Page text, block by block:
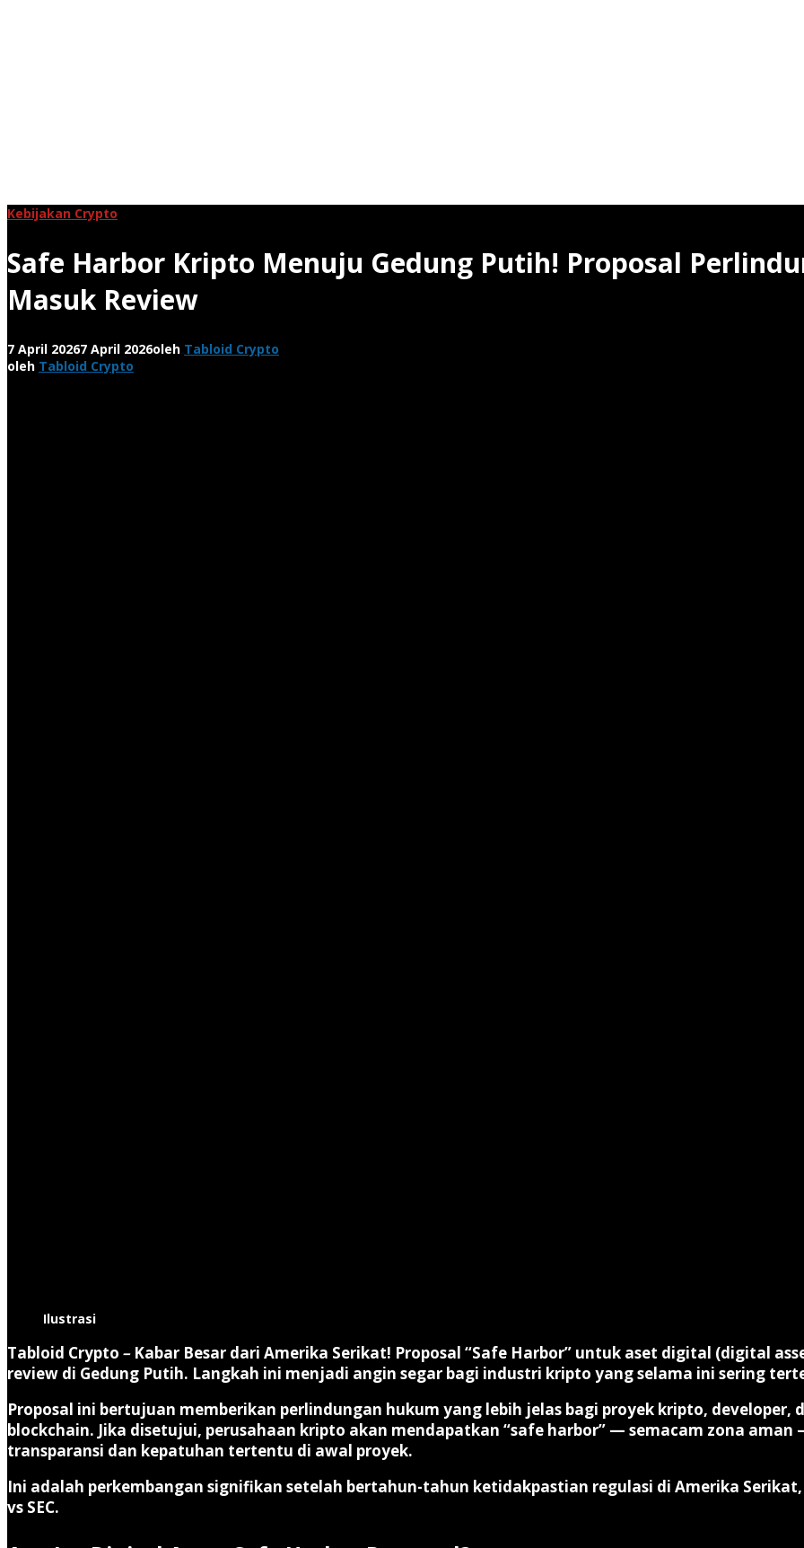
Kebijakan Crypto
Safe Harbor Kripto Menuju Gedung Putih! Proposal
Masuk Review
7 April 20267 April 2026oleh Tabloid Crypto
oleh Tabloid Crypto
Ilustrasi
Tabloid Crypto – Kabar Besar dari Amerika Serikat! Proposal “Safe Harbor” untuk aset digital (digital
review di Gedung Putih. Langkah ini menjadi angin segar bagi industri kripto yang selama ini sering
Proposal ini bertujuan memberikan perlindungan hukum yang lebih jelas bagi proyek kripto, developer,
blockchain. Jika disetujui, perusahaan kripto akan mendapatkan “safe harbor” — semacam zona
transparansi dan kepatuhan tertentu di awal proyek.
Ini adalah perkembangan signifikan setelah bertahun-tahun ketidakpastian regulasi di Amerika
vs SEC.